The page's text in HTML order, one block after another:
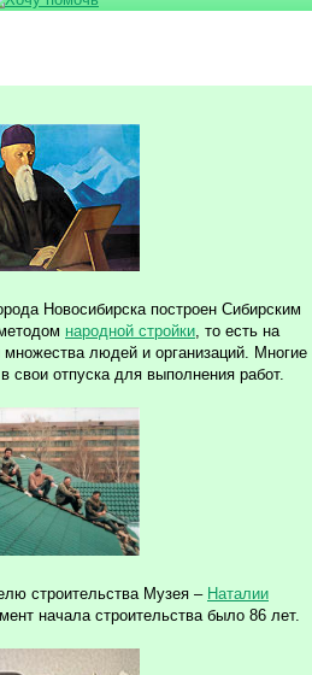
Новосибирска построен Сибирским
народной стройки , то есть на
людей и организаций. Многие
свои отпуска для выполнения работ.
строительства Музея – Наталии
начала строительства было 86 лет.